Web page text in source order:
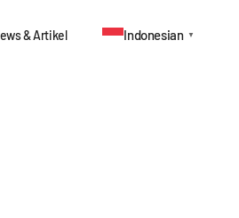
& Artikel Indonesian ▼